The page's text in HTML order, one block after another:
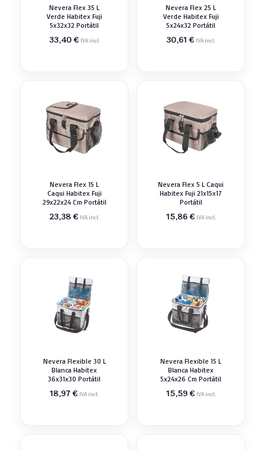
Nevera Flex 35 L
Verde Habitex Fuji
5x32x32 Portátil
33,40€ IVA incl.
Nevera Flex 25 L
Verde Habitex Fuji
5x24x32 Portátil
30,61€ IVA incl.
Nevera Flex 15 L
Caqui Habitex Fuji
29x22x24 Cm Portátil
23,38€ IVA incl.
Nevera Flex 5 L Caqui
Habitex Fuji 21x15x17
Portátil
15,86€ IVA incl.
Nevera Flexible 30 L
Blanca Habitex
36x31x30 Portátil
18,97€ IVA incl.
Nevera Flexible 15 L
Blanca Habitex
5x24x26 Cm Portátil
15,59€ IVA incl.